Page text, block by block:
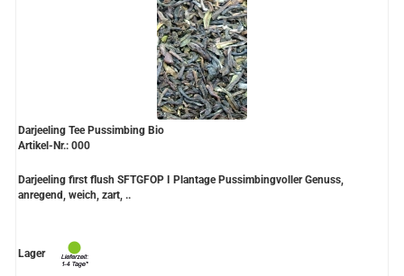
Darjeeling Tee Pussimbing Bio
Artikel-Nr.: 000
Darjeeling first flush SFTGFOP I Plantage Pussimbingvoller Genuss,
anregend, weich, zart, ..
Lager